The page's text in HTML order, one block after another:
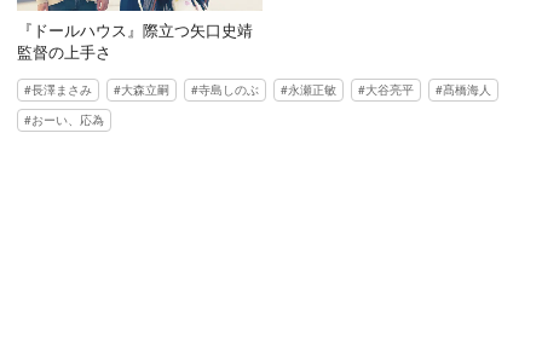
『ドールハウス』際立つ矢口史靖
監督の上手さ
長澤まさみ 大森立嗣 寺島しのぶ 永瀬正敏 大谷亮平
髙橋海人
おーい、応為